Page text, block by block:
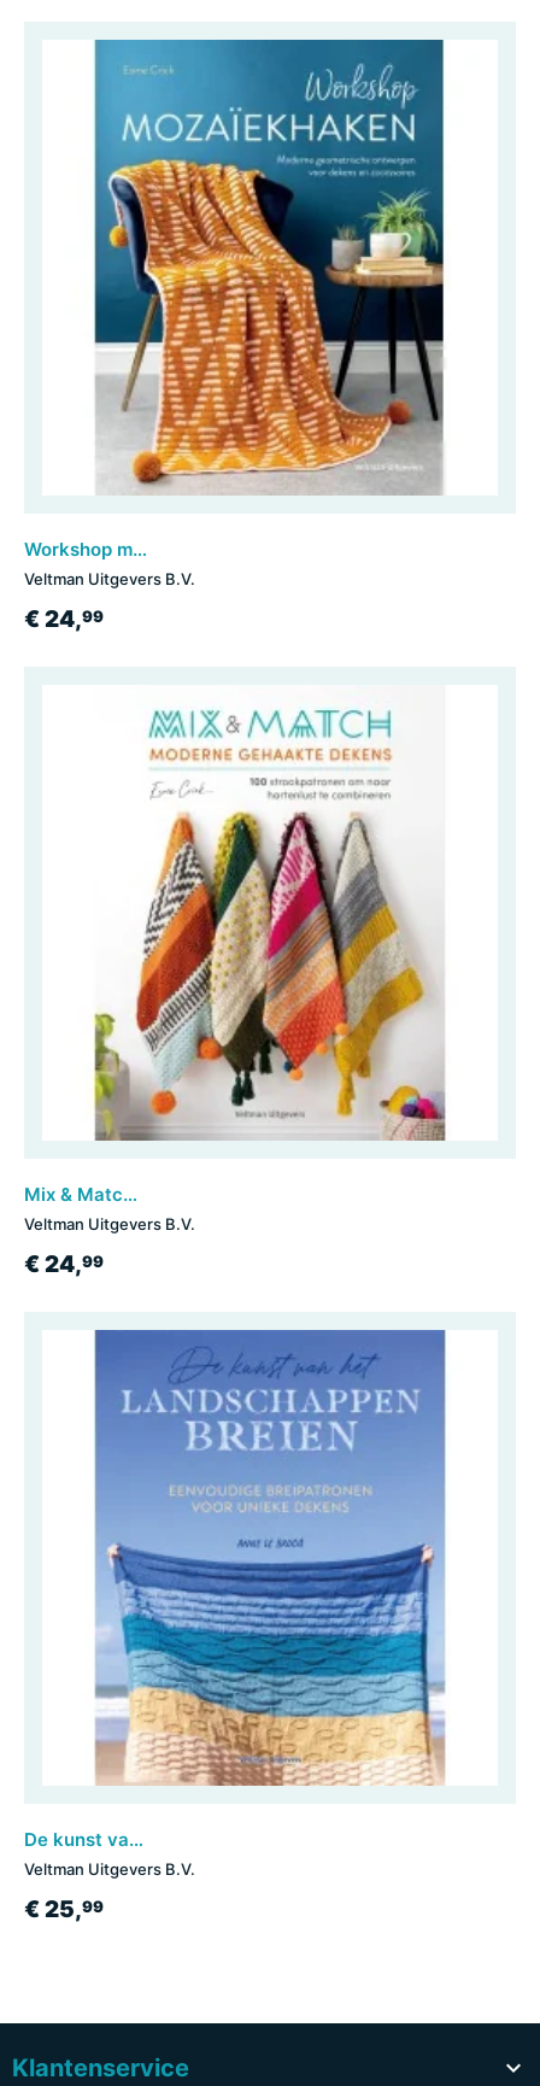
Workshop mozaïekhaken
Veltman Uitgevers B.V.
€ 24,99
Mix & Match moderne gehaakte dekens
Veltman Uitgevers B.V.
€ 24,99
De kunst van het landschappen breien
Veltman Uitgevers B.V.
€ 25,99
Klantenservice 